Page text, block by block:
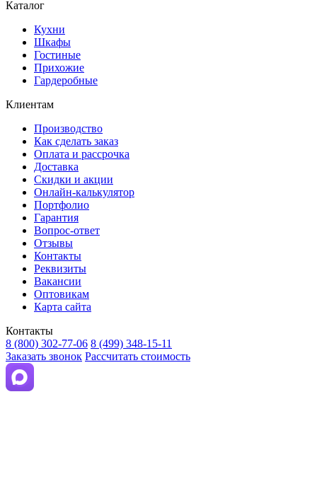
Каталог
Кухни
Шкафы
Гостиные
Прихожие
Гардеробные
Клиентам
Производство
Как сделать заказ
Оплата и рассрочка
Доставка
Скидки и акции
Онлайн-калькулятор
Портфолио
Гарантия
Вопрос-ответ
Отзывы
Контакты
Реквизиты
Вакансии
Оптовикам
Карта сайта
Контакты
8 (800) 302-77-06 8 (499) 348-15-11
Заказать звонок Рассчитать стоимость